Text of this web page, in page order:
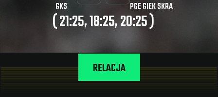
GKS
( 21:25, 18:25, 20:25 )
PGE GIEK SKRA
RELACJA